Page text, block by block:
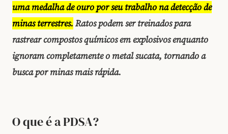
uma medalha de ouro por seu trabalho na detecção de
minas terrestres. Ratos podem ser treinados para
rastrear compostos químicos em explosivos enquanto
ignoram completamente o metal sucata, tornando a
busca por minas mais rápida.
O que é a PDSA?